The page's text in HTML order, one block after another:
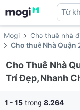
Từ
địa
Mogi Cho thuê nhà
Cho thuê Nhà Quận
Cho Thuê Nhà
Trí Đẹp, Nhanh
1 - 15 trong 8.264